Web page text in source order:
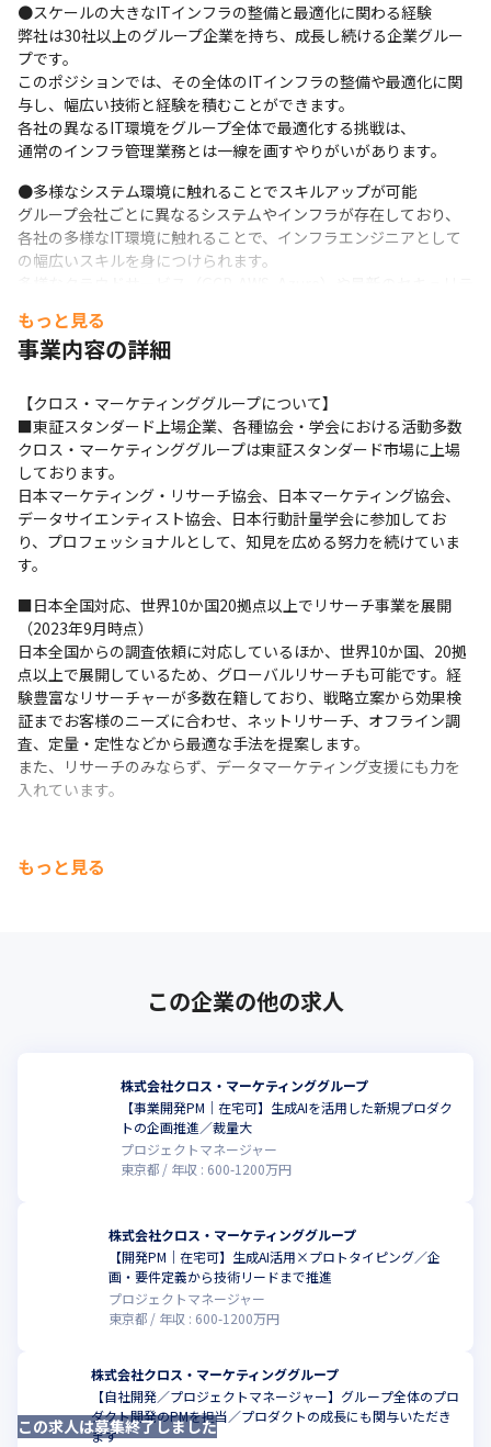
●スケールの大きなITインフラの整備と最適化に関わる経験
弊社は30社以上のグループ企業を持ち、成長し続ける企業グルー
プです。
このポジションでは、その全体のITインフラの整備や最適化に関
与し、幅広い技術と経験を積むことができます。
各社の異なるIT環境をグループ全体で最適化する挑戦は、
通常のインフラ管理業務とは一線を画すやりがいがあります。
●多様なシステム環境に触れることでスキルアップが可能
グループ会社ごとに異なるシステムやインフラが存在しており、
各社の多様なIT環境に触れることで、インフラエンジニアとして
の幅広いスキルを身につけられます。
業界内での市場価値も向上させることができます。
もっと見る
事業内容の詳細
【クロス・マーケティンググループについて】
■東証スタンダード上場企業、各種協会・学会における活動多数
クロス・マーケティンググループは東証スタンダード市場に上場
しております。
日本マーケティング・リサーチ協会、日本マーケティング協会、
データサイエンティスト協会、日本行動計量学会に参加してお
り、プロフェッショナルとして、知見を広める努力を続けていま
す。
■日本全国対応、世界10か国20拠点以上でリサーチ事業を展開
（2023年9月時点）
日本全国からの調査依頼に対応しているほか、世界10か国、20拠
点以上で展開しているため、グローバルリサーチも可能です。経
験豊富なリサーチャーが多数在籍しており、戦略立案から効果検
証までお客様のニーズに合わせ、ネットリサーチ、オフライン調
査、定量・定性などから最適な手法を提案します。
また、リサーチのみならず、データマーケティング支援にも力を
入れています。
もっと見る
この企業の他の求人
株式会社クロス・マーケティンググループ
【事業開発PM｜在宅可】生成AIを活用した新規プロダク
トの企画推進／裁量大
プロジェクトマネージャー
東京都
年収 : 600-1200万円
株式会社クロス・マーケティンググループ
【開発PM｜在宅可】生成AI活用×プロトタイピング／企
画・要件定義から技術リードまで推進
プロジェクトマネージャー
東京都
年収 : 600-1200万円
株式会社クロス・マーケティンググループ
【自社開発／プロジェクトマネージャー】グループ全体のプロ
ダクト開発のPMを担当／プロダクトの成長にも関与いただき
ます
この求人は募集終了しました